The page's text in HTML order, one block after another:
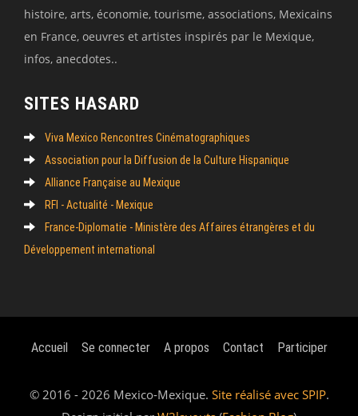
histoire, arts, économie, tourisme, associations, Mexicains
en France, oeuvres et artistes inspirés par le Mexique,
infos, anecdotes..
SITES HASARD
Viva Mexico Rencontres Cinématographiques
Association pour la Diffusion de la Culture Hispanique
Alliance Française au Mexique
RFI - Actualité - Mexique
France-Diplomatie - Ministère des Affaires étrangères et du
Développement international
Accueil Se connecter A propos Contact Participer
© 2016 - 2026 Mexico-Mexique. Site réalisé avec SPIP.